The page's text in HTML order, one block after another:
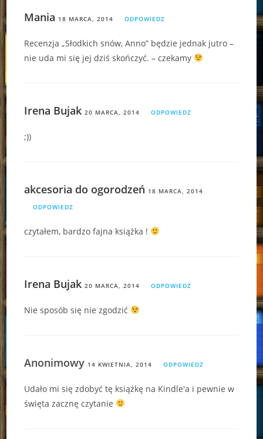
Mania 18 MARCA, 2014 ODPOWIEDZ
Recenzja „Słodkich snów, Anno” będzie jednak jutro –
nie uda mi się jej dziś skończyć. – czekamy
Irena Bujak 20 MARCA, 2014 ODPOWIEDZ
;))
akcesoria do ogorodzeń 18 MARCA, 2014
ODPOWIEDZ
czytałem, bardzo fajna książka !
Irena Bujak 20 MARCA, 2014 ODPOWIEDZ
Nie sposób się nie zgodzić
Anonimowy 14 KWIETNIA, 2014 ODPOWIEDZ
Udało mi się zdobyć tę książkę na Kindle'a i pewnie w
święta zacznę czytanie